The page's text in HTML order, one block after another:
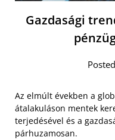
Gazdasági
Az elmúlt években a
átalakuláson mentek
terjedésével és a
párhuzamosan.